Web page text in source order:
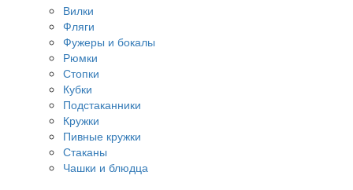
Вилки
Фляги
Фужеры и бокалы
Рюмки
Стопки
Кубки
Подстаканники
Кружки
Пивные кружки
Стаканы
Чашки и блюдца